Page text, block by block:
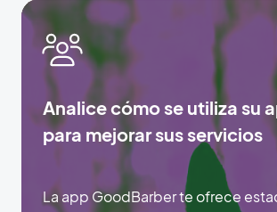
Analice cómo se utiliza su
para mejorar sus servicios
La app GoodBarber te ofrece